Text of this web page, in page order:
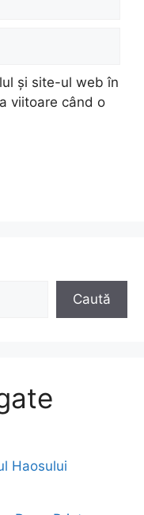
și site-ul web în
viitoare când o
Caută
Haosului